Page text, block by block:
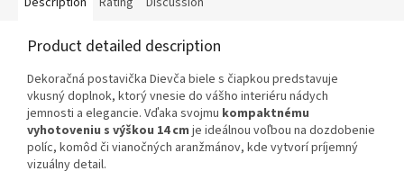
Product detailed description
Dekoračná postavička Dievča biele s čiapkou predstavuje
vkusný doplnok, ktorý vnesie do vášho interiéru nádych
jemnosti a elegancie. Vďaka svojmu kompaktnému
vyhotoveniu s výškou 14 cm je ideálnou voľbou na dozdobenie
políc, komôd či vianočných aranžmánov, kde vytvorí príjemný
vizuálny detail.